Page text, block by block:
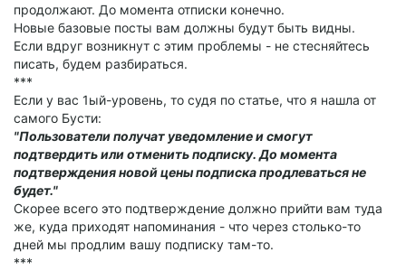
продолжают. До момента отписки конечно.
Новые базовые посты вам должны будут быть видны.
Если вдруг возникнут с этим проблемы - не стесняйтесь
писать, будем разбираться.
***
Если у вас 1ый-уровень, то судя по статье, что я нашла от
самого Бусти:
"Пользователи получат уведомление и смогут
подтвердить или отменить подписку. До момента
подтверждения новой цены подписка продлеваться не
будет."
Скорее всего это подтверждение должно прийти вам туда
же, куда приходят напоминания - что через столько-то
дней мы продлим вашу подписку там-то.
***